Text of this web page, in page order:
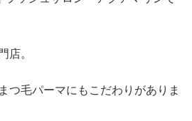
店。
つ毛パーマにもこだわりがありま